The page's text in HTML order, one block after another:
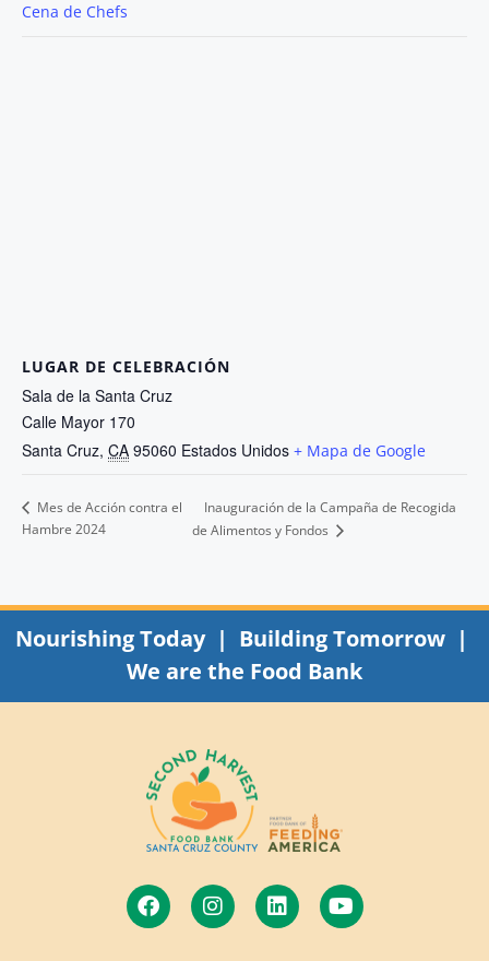
Cena de Chefs
LUGAR DE CELEBRACIÓN
Sala de la Santa Cruz
Calle Mayor 170
Santa Cruz, CA 95060 Estados Unidos + Mapa de Google
Mes de Acción contra el
Hambre 2024
Inauguración de la Campaña de Recogida
de Alimentos y Fondos
Nourishing Today | Building Tomorrow |
We are the Food Bank